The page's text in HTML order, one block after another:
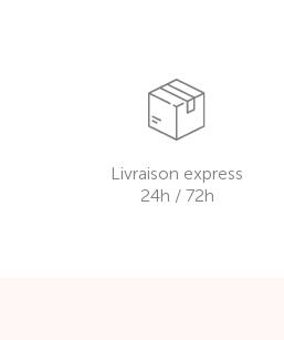
Livraison express
24h / 72h